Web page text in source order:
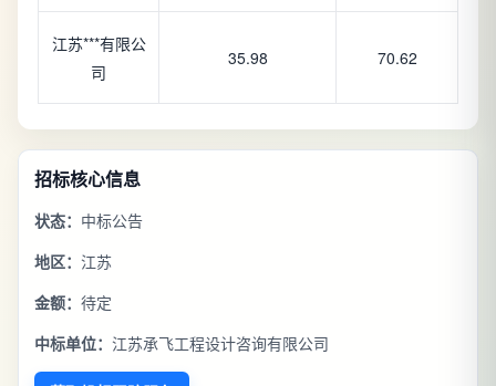
江苏***有限公
司
35.98 70.62
招标核心信息
状态： 中标公告
地区： 江苏
金额： 待定
中标单位： 江苏承飞工程设计咨询有限公司